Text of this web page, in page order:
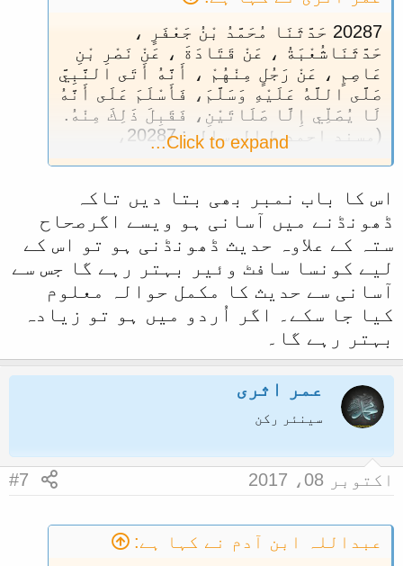
20287 حَدَّثَنَا مُحَمَّدُ بْنُ جَعْفَرٍ ،
حَدَّثَنَاشُعْبَةُ ، عَنْ قَتَادَةَ ، عَنْ نَصْرِ بْنِ
عَاصِمٍ ، عَنْ رَجُلٍ مِنْهُمْ ، أَنَّهُ أَتَى النَّبِيَّ
صَلَّى اللَّهُ عَلَيْهِ وَسَلَّمَ، فَأَسْلَمَ عَلَى أَنَّهُ
لَا يُصَلِّي إِلَّا صَلَاتَيْنِ، فَقَبِلَ ذَلِكَ مِنْهُ.
(مسند احمد ط الرسالہ: 20287،
Click to expand...
اس کا باب نمبر بھی بتا دیں تاکہ
ڈھونڈنے میں آسانی ہو ویسے اگرصحاح
ستہ کے علاوہ حدیث ڈھونڈنی ہو تو اس کے
لیے کونسا سافٹ وئیر بہتر رہے گا جس سے
آسانی سے حدیث کا مکمل حوالہ معلوم
کیا جا سکے۔ اگر اُردو میں ہو تو زیادہ
بہتر رہے گا۔
عمر اثری
سینئر رکن
اکتوبر 08، 2017 #7
عبداللہ ابن آدم نے کہا ہے: